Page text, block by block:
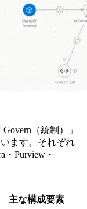
（統制）」
います。それぞれ
Purview・
主な構成要素